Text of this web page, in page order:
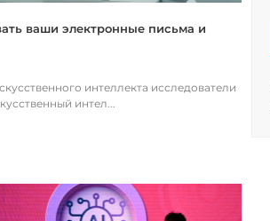
ваши электронные письма и
интеллекта исследователи
интел...